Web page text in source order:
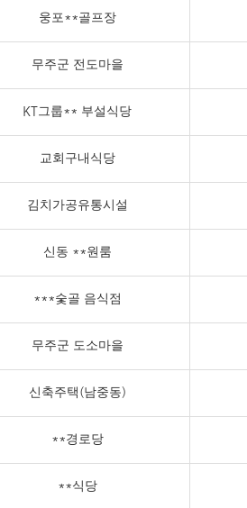
웅포**골프장
무주군 전도마을
KT그룹** 부설식당
교회구내식당
김치가공유통시설
신동 **원룸
***숯골 음식점
무주군 도소마을
신축주택(남중동)
**경로당
**식당